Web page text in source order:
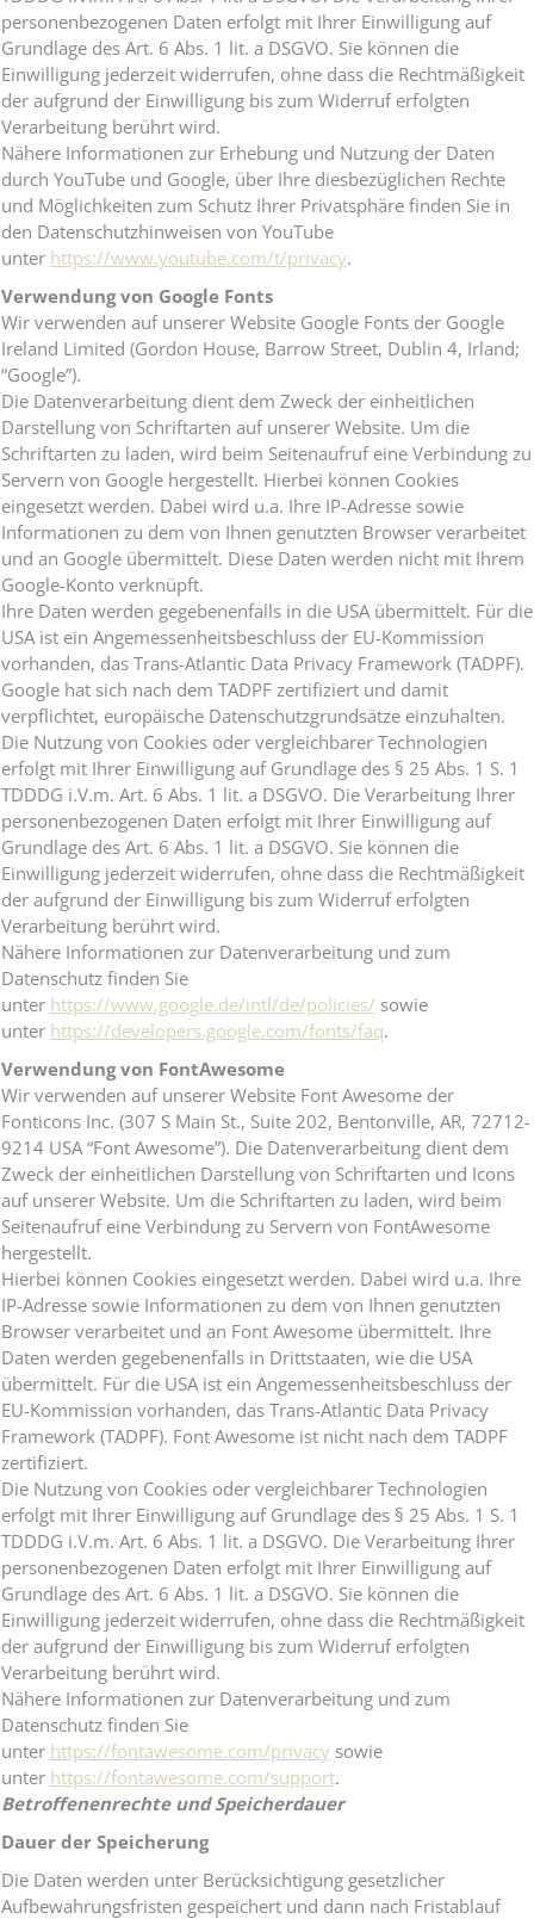
personenbezogenen Daten erfolgt mit Ihrer Einwilligung auf
Grundlage des Art. 6 Abs. 1 lit. a DSGVO. Sie können die
Einwilligung jederzeit widerrufen, ohne dass die Rechtmäßigkeit
der aufgrund der Einwilligung bis zum Widerruf erfolgten
Verarbeitung berührt wird.
Nähere Informationen zur Erhebung und Nutzung der Daten
durch YouTube und Google, über Ihre diesbezüglichen Rechte
und Möglichkeiten zum Schutz Ihrer Privatsphäre finden Sie in
den Datenschutzhinweisen von YouTube
unter https://www.youtube.com/t/privacy.
Verwendung von Google Fonts
Wir verwenden auf unserer Website Google Fonts der Google
Ireland Limited (Gordon House, Barrow Street, Dublin 4, Irland;
“Google”).
Die Datenverarbeitung dient dem Zweck der einheitlichen
Darstellung von Schriftarten auf unserer Website. Um die
Schriftarten zu laden, wird beim Seitenaufruf eine Verbindung zu
Servern von Google hergestellt. Hierbei können Cookies
eingesetzt werden. Dabei wird u.a. Ihre IP-Adresse sowie
Informationen zu dem von Ihnen genutzten Browser verarbeitet
und an Google übermittelt. Diese Daten werden nicht mit Ihrem
Google-Konto verknüpft.
Ihre Daten werden gegebenenfalls in die USA übermittelt. Für die
USA ist ein Angemessenheitsbeschluss der EU-Kommission
vorhanden, das Trans-Atlantic Data Privacy Framework (TADPF).
Google hat sich nach dem TADPF zertifiziert und damit
verpflichtet, europäische Datenschutzgrundsätze einzuhalten.
Die Nutzung von Cookies oder vergleichbarer Technologien
erfolgt mit Ihrer Einwilligung auf Grundlage des § 25 Abs. 1 S. 1
TDDDG i.V.m. Art. 6 Abs. 1 lit. a DSGVO. Die Verarbeitung Ihrer
personenbezogenen Daten erfolgt mit Ihrer Einwilligung auf
Grundlage des Art. 6 Abs. 1 lit. a DSGVO. Sie können die
Einwilligung jederzeit widerrufen, ohne dass die Rechtmäßigkeit
der aufgrund der Einwilligung bis zum Widerruf erfolgten
Verarbeitung berührt wird.
Nähere Informationen zur Datenverarbeitung und zum
Datenschutz finden Sie
unter https://www.google.de/intl/de/policies/ sowie
unter https://developers.google.com/fonts/faq.
Verwendung von FontAwesome
Wir verwenden auf unserer Website Font Awesome der
Fonticons Inc. (307 S Main St., Suite 202, Bentonville, AR, 72712-
9214 USA “Font Awesome”). Die Datenverarbeitung dient dem
Zweck der einheitlichen Darstellung von Schriftarten und Icons
auf unserer Website. Um die Schriftarten zu laden, wird beim
Seitenaufruf eine Verbindung zu Servern von FontAwesome
hergestellt.
Hierbei können Cookies eingesetzt werden. Dabei wird u.a. Ihre
IP-Adresse sowie Informationen zu dem von Ihnen genutzten
Browser verarbeitet und an Font Awesome übermittelt. Ihre
Daten werden gegebenenfalls in Drittstaaten, wie die USA
übermittelt. Für die USA ist ein Angemessenheitsbeschluss der
EU-Kommission vorhanden, das Trans-Atlantic Data Privacy
Framework (TADPF). Font Awesome ist nicht nach dem TADPF
zertifiziert.
Die Nutzung von Cookies oder vergleichbarer Technologien
erfolgt mit Ihrer Einwilligung auf Grundlage des § 25 Abs. 1 S. 1
TDDDG i.V.m. Art. 6 Abs. 1 lit. a DSGVO. Die Verarbeitung Ihrer
personenbezogenen Daten erfolgt mit Ihrer Einwilligung auf
Grundlage des Art. 6 Abs. 1 lit. a DSGVO. Sie können die
Einwilligung jederzeit widerrufen, ohne dass die Rechtmäßigkeit
der aufgrund der Einwilligung bis zum Widerruf erfolgten
Verarbeitung berührt wird.
Nähere Informationen zur Datenverarbeitung und zum
Datenschutz finden Sie
unter https://fontawesome.com/privacysowie
unter https://fontawesome.com/support.
Betroffenenrechte und Speicherdauer
Dauer der Speicherung
Die Daten werden unter Berücksichtigung gesetzlicher
Aufbewahrungsfristen gespeichert und dann nach Fristablauf